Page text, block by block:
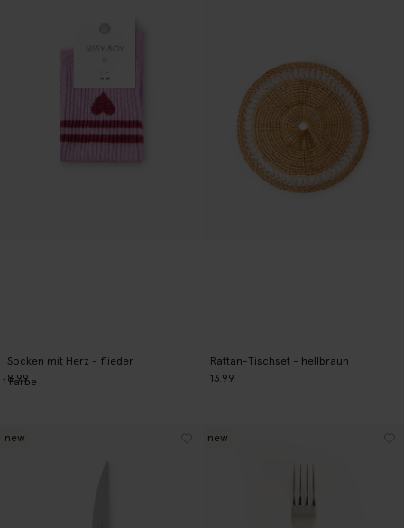
Socken mit Herz - flieder
8.99
1 Farbe
Rattan-Tischset - hellbraun
13.99
new new